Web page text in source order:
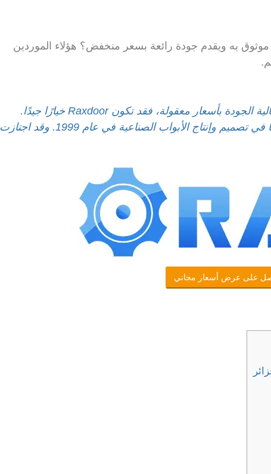
به ويقدم جودة رائعة بسعر منخفض؟ هؤلاء الموردين
إذا كنت تبحث عن أبواب صناعية عالية الجودة بأسعار معقولة، فقد تكون Raxdoor خيارًا جيدًا.
Raxdoor هي شركة مصنعة في الصين، بدأنا في تصميم وإنتاج الأبواب الصناعية في عام 1999. وقد اجتازت
على عرض أسعار مجاني